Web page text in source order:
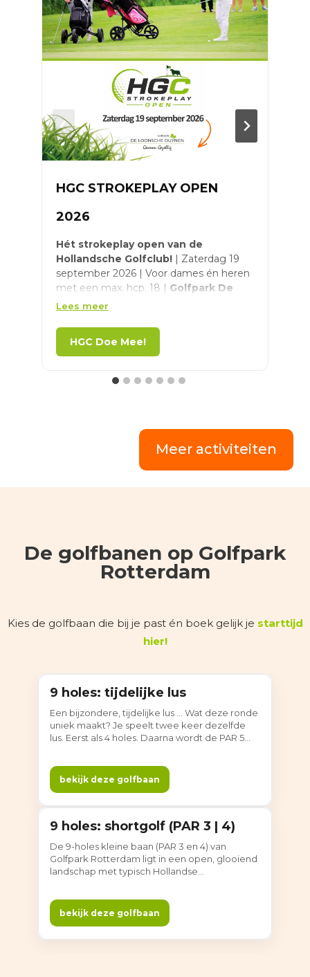
HGC STROKEPLAY OPEN
2026
Hét strokeplay open van de
Hollandsche Golfclub! | Zaterdag 19
september 2026 | Voor dames én heren
met een max. hcp. 18 | Golfpark De
Loonsche Duynen
Meer informatie én aanmelden,
Lees meer
HGC Doe Mee!
Meer activiteiten
De golfbanen op Golfpark
Rotterdam
Kies de golfbaan die bij je past én boek gelijk je starttijd
hier!
9 holes
9 holes: tijdelijke lus
Een bijzondere, tijdelijke lus ... Wat deze ronde
uniek maakt? Je speelt twee keer dezelfde
lus. Eerst als 4 holes. Daarna wordt de PAR 5
veel variatie. De lus is tijdelijk en daarom niet
officieel ingemeten door de NGF. Deze ronde
bekijk deze golfbaan
9 holes
9 holes: shortgolf (PAR 3 | 4)
De 9-holes kleine baan (PAR 3 en 4) van
Golfpark Rotterdam ligt in een open, glooiend
landschap met typisch Hollandse
Door de overzichtelijke opzet en afwisselende
lengtes is de baan ideaal om te leren golfen.
bekijk deze golfbaan